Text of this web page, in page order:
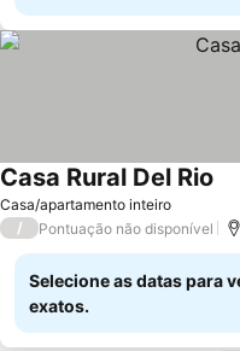
Casa/apartamento inteiro
Casa Rural Del Rio
/ Pontuação não disponível
Selecione as datas para
exatos.